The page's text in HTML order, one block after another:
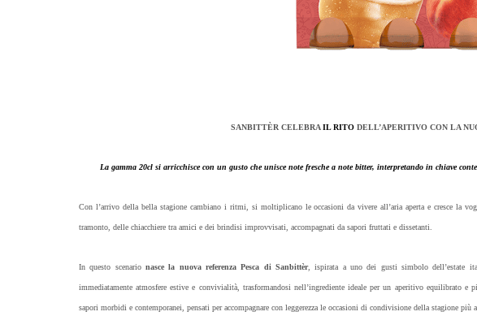
SANBITTÈR CELEBRAIL RITO DELL’APERITIVO CON LA
La gamma 20cl si arricchisce con un gusto che unisce note fresche a note bitter, interpretando in chiave
Con l’arrivo della bella stagione cambiano i ritmi, si moltiplicano le occasioni da vivere all’aria aperta e cresce la
tramonto, delle chiacchiere tra amici e dei brindisi improvvisati, accompagnati da sapori fruttati e dissetanti.
In questo scenarionasce la nuova referenza Pesca di Sanbittèr, ispirata a uno dei gusti simbolo dell’estate
immediatamente atmosfere estive e convivialità, trasformandosi nell’ingrediente ideale per un aperitivo equilibrato
sapori morbidi e contemporanei, pensati per accompagnare con leggerezza le occasioni di condivisione della stagione più